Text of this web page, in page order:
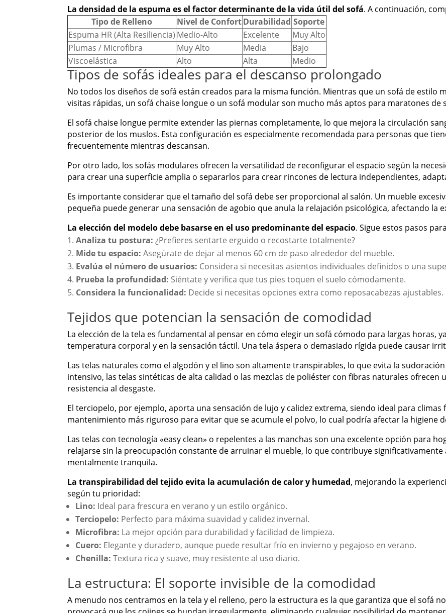
La densidad de la espuma es el factor determinante de la vida útil del sofá. A continuación,
Tipo de Relleno
Nivel de ConfortDurabilidad Soporte
Espuma HR (Alta Resiliencia) Medio-Alto Excelente
Muy Alto
Plumas / Microfibra
Muy Alto Media
Bajo
Viscoelástica
Alto Alta Medio
Tipos de sofás ideales para el descanso prolongado
No todos los diseños de sofá están creados para la misma función. Mientras que un sofá de estilo
visitas rápidas, un sofá chaise longue o un sofá modular son mucho más aptos para maratones de
El sofá chaise longue permite extender las piernas completamente, lo que mejora la circulación
posterior de los muslos. Esta configuración es especialmente recomendada para personas que
frecuentemente mientras descansan.
Por otro lado, los sofás modulares ofrecen la versatilidad de reconfigurar el espacio según la
para crear una superficie amplia o separarlos para crear rincones de lectura independientes,
Es importante considerar que el tamaño del sofá debe ser proporcional al salón. Un mueble
pequeña puede generar una sensación de agobio que anula la relajación psicológica, afectando la
La elección del modelo debe basarse en el uso predominante del espacio. Sigue estos pasos
Analiza tu postura: ¿Prefieres sentarte erguido o recostarte totalmente?
Mide tu espacio: Asegúrate de dejar al menos 60 cm de paso alrededor del mueble.
Evalúa el número de usuarios: Considera si necesitas asientos individuales definidos o una
Prueba la profundidad: Siéntate y verifica que tus pies toquen el suelo cómodamente.
Considera la funcionalidad: Decide si necesitas opciones extra como reposacabezas ajustables.
Tejidos que potencian la sensación de comodidad
La elección de la tela es fundamental al pensar en cómo elegir un sofá cómodo para largas horas,
temperatura corporal y en la sensación táctil. Una tela áspera o demasiado rígida puede causar
Las telas naturales como el algodón y el lino son altamente transpirables, lo que evita la
intensivo, las telas sintéticas de alta calidad o las mezclas de poliéster con fibras naturales
resistencia al desgaste.
El terciopelo, por ejemplo, aporta una sensación de lujo y calidez extrema, siendo ideal para
mantenimiento más riguroso para evitar que se acumule el polvo, lo cual podría afectar la higiene
Las telas con tecnología «easy clean» o repelentes a las manchas son una excelente opción para
relajarse sin la preocupación constante de arruinar el mueble, lo que contribuye significativamente
mentalmente tranquila.
La transpirabilidad del tejido evita la acumulación de calor y humedad, mejorando la
según tu prioridad:
Lino: Ideal para frescura en verano y un estilo orgánico.
Terciopelo: Perfecto para máxima suavidad y calidez invernal.
Microfibra: La mejor opción para durabilidad y facilidad de limpieza.
Cuero: Elegante y duradero, aunque puede resultar frío en invierno y pegajoso en verano.
Chenilla: Textura rica y suave, muy resistente al uso diario.
La estructura: El soporte invisible de la comodidad
A menudo nos centramos en la tela y el relleno, pero la estructura es la que garantiza que el sofá